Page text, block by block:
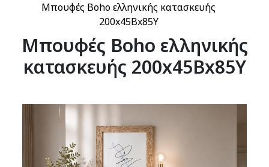
Μπουφές Boho ελληνικής κατασκευής
200x45Bx85Y
Μπουφές Boho ελληνικής
κατασκευής 200x45Bx85Y